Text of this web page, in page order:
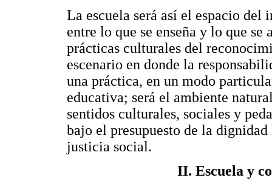
La escuela será así el espacio
entre lo que se enseña y lo que
prácticas culturales del
escenario en donde la
una práctica, en un modo
educativa; será el ambiente
sentidos culturales, sociales y
bajo el presupuesto de la
justicia social.
II. Escuela y